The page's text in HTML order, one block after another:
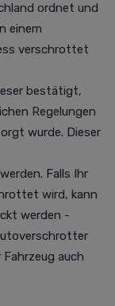
ordnet und
einem
verschrottet
bestätigt,
Regelungen
wurde. Dieser
Falls Ihr
wird, kann
werden -
auch